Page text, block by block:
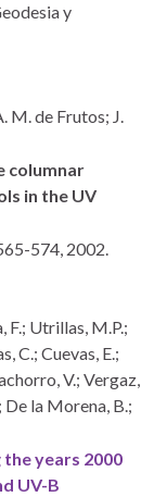
y
M. de Frutos; J.
columnar
in the UV
574, 2002.
F.; Utrillas, M.P.;
C.; Cuevas, E.;
V.; Vergaz,
De la Morena, B.;
years 2000
UV-B